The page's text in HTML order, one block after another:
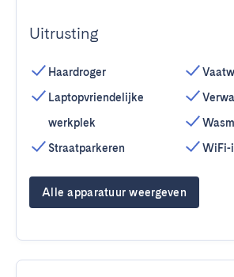
Uitrusting
Haardroger
Laptopvriendelijke
werkplek
Straatparkeren
WiFi-
Alle apparatuur weergeven